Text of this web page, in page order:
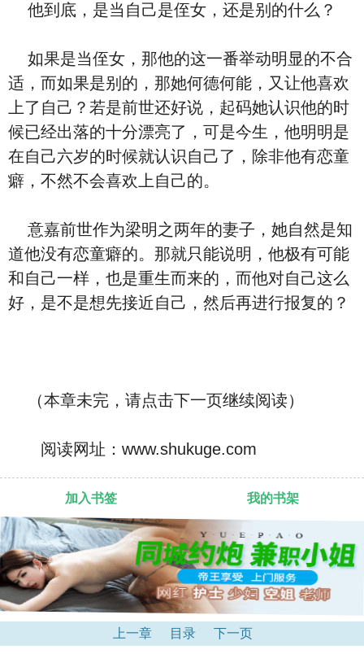
他到底，是当自己是侄女，还是别的什么？
如果是当侄女，那他的这一番举动明显的不合
适，而如果是别的，那她何德何能，又让他喜欢
上了自己？若是前世还好说，起码她认识他的时
候已经出落的十分漂亮了，可是今生，他明明是
在自己六岁的时候就认识自己了，除非他有恋童
癖，不然不会喜欢上自己的。
意嘉前世作为梁明之两年的妻子，她自然是知
道他没有恋童癖的。那就只能说明，他极有可能
和自己一样，也是重生而来的，而他对自己这么
好，是不是想先接近自己，然后再进行报复的？
（本章未完，请点击下一页继续阅读）
阅读网址：www.shukuge.com
加入书签 我的书架
上一章 目录 下一页